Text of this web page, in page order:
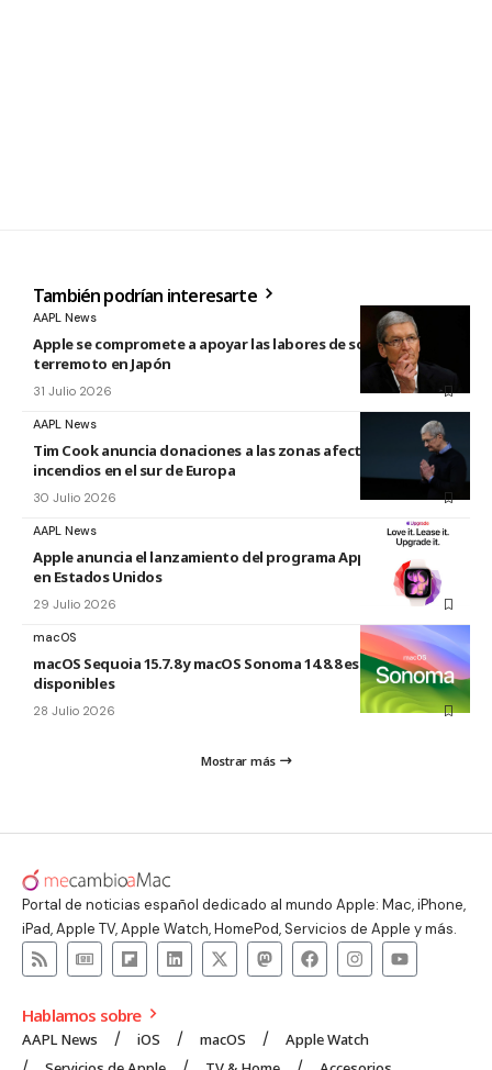
También podrían interesarte
AAPL News
Apple se compromete a apoyar las labores de socorro tras el
terremoto en Japón
31 Julio 2026
AAPL News
Tim Cook anuncia donaciones a las zonas afectadas por los
incendios en el sur de Europa
30 Julio 2026
AAPL News
Apple anuncia el lanzamiento del programa Apple Upgrade
en Estados Unidos
29 Julio 2026
macOS
macOS Sequoia 15.7.8 y macOS Sonoma 14.8.8 están
disponibles
28 Julio 2026
Mostrar más
Portal de noticias español dedicado al mundo Apple: Mac, iPhone,
iPad, Apple TV, Apple Watch, HomePod, Servicios de Apple y más.
Hablamos sobre
AAPL News iOS macOS
Apple Watch